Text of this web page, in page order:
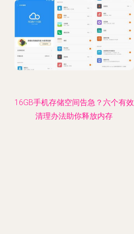
16GB手机存储空间告急？六个有效
清理办法助你释放内存